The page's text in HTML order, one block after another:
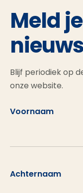
Meld
Blijf periodiek op
onze website.
Voornaam
Achternaam